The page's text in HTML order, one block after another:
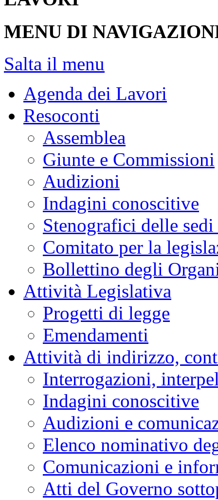
MENU DI
Salta il menu
Agenda dei Lavori
Resoconti
Assemblea
Giunte e Commissioni
Audizioni
Indagini conoscitive
Stenografici delle
Comitato per la
Bollettino degli
Attività Legislativa
Progetti di legge
Emendamenti
Attività di indirizzo,
Interrogazioni,
Indagini conoscitive
Audizioni e
Elenco nominativo
Comunicazioni e
Atti del Governo